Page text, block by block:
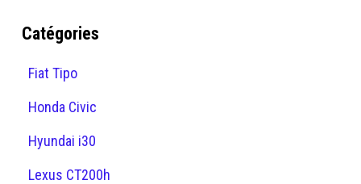
Catégories
Fiat Tipo
Honda Civic
Hyundai i30
Lexus CT200h